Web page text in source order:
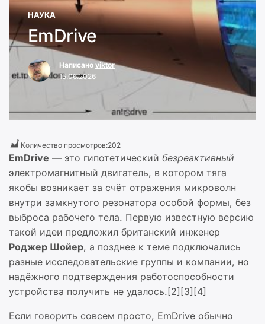
НАУКА
EmDrive
Написано viktor
15.06.2026
Количество просмотров:202
EmDrive — это гипотетический безреактивный
электромагнитный двигатель, в котором тяга
якобы возникает за счёт отражения микроволн
внутри замкнутого резонатора особой формы, без
выброса рабочего тела. Первую известную версию
такой идеи предложил британский инженер
Роджер Шойер, а позднее к теме подключались
разные исследовательские группы и компании, но
надёжного подтверждения работоспособности
устройства получить не удалось.[2][3][4]
Если говорить совсем просто, EmDrive обычно